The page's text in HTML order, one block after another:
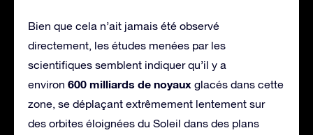
Bien que cela n’ait jamais été observé
directement, les études menées par les
scientifiques semblent indiquer qu’il y a
environ 600 milliards de noyaux glacés dans cette
zone, se déplaçant extrêmement lentement sur
des orbites éloignées du Soleil dans des plans